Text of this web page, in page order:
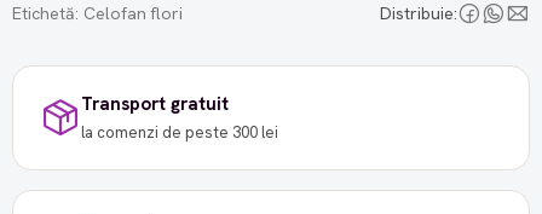
Etichetă: Celofan flori Distribuie:
Transport gratuit
la comenzi de peste 300 lei